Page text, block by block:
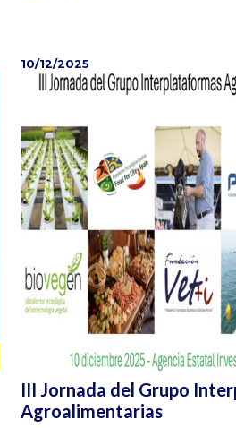
10/12/2025
III Jornada del Grupo
Agroalimentarias